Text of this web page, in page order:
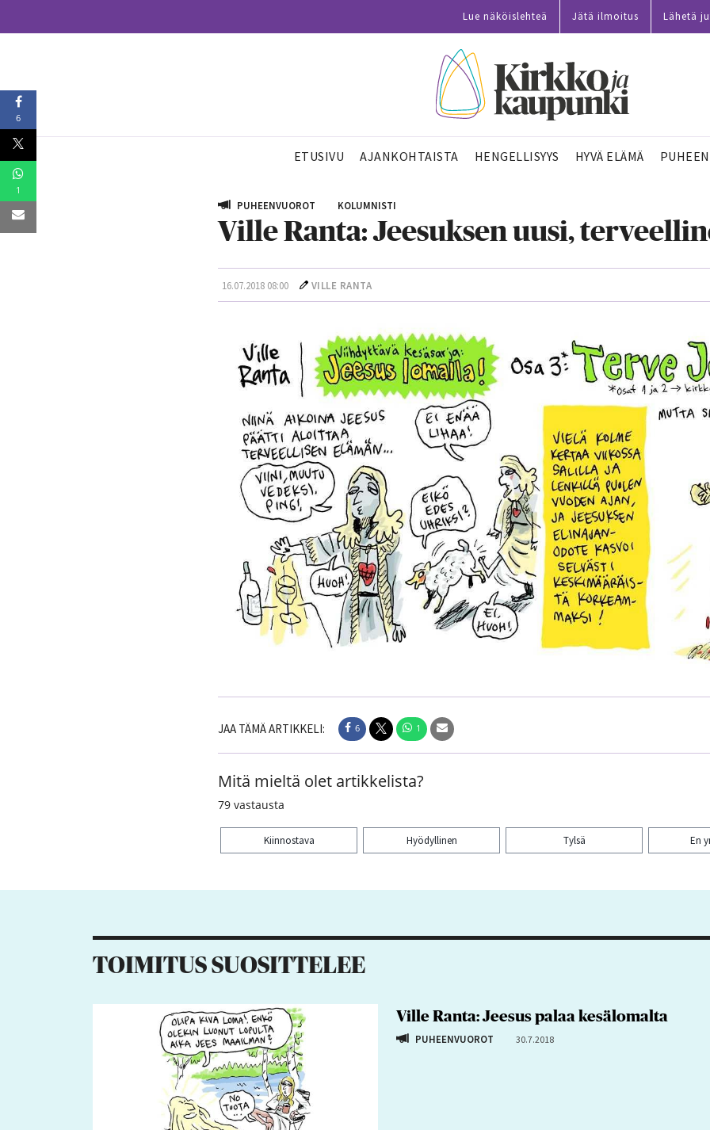
Lue näköislehteä Jätä ilmoitus Lähetä
ETUSIVU AJANKOHTAISTA HENGELLISYYS HYVÄ ELÄMÄ
PUHEENVUOROT KOLUMNISTI
Ville Ranta: Jeesuksen uusi,
16.07.2018 08:00 VILLE RANTA
JAA TÄMÄ ARTIKKELI: 6 1
Mitä mieltä olet artikkelista?
79 vastausta
Kiinnostava Hyödyllinen Tylsä En
6
1
TOIMITUS SUOSITTELEE
Ville Ranta: Jeesus palaa kesälomalta
PUHEENVUOROT 30.7.2018